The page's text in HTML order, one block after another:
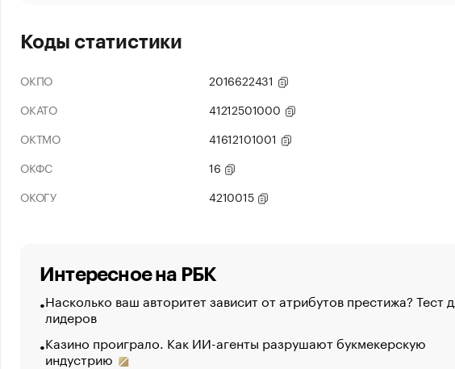
Коды статистики
ОКПО
2016622431
ОКАТО
41212501000
ОКТМО
41612101001
ОКФС
16
ОКОГУ
4210015
Интересное на РБК
Насколько ваш авторитет зависит от атрибутов престижа? Тест
лидеров
Казино проиграло. Как ИИ-агенты разрушают букмекерскую
индустрию